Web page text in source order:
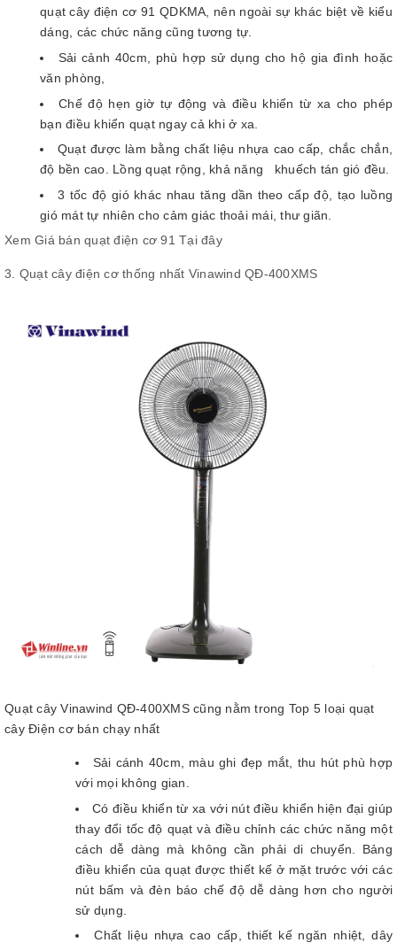
quạt cây điện cơ 91 QDKMA, nên ngoài sự khác biệt về kiểu
dáng, các chức năng cũng tương tự.
Sải cảnh 40cm, phù hợp sử dụng cho hộ gia đình hoặc
văn phòng,
Chế độ hẹn giờ tự động và điều khiển từ xa cho phép
bạn điều khiển quạt ngay cả khi ở xa.
Quạt được làm bằng chất liệu nhựa cao cấp, chắc chắn,
độ bền cao. Lồng quạt rộng, khả năng khuếch tán gió đều.
3 tốc độ gió khác nhau tăng dần theo cấp độ, tạo luồng
gió mát tự nhiên cho cảm giác thoải mái, thư giãn.
Xem Giá bán quạt điện cơ 91 Tại đây
3. Quạt cây điện cơ thống nhất Vinawind QĐ-400XMS
Quạt cây Vinawind QĐ-400XMS cũng nằm trong Top 5 loại quạt
cây Điện cơ bán chạy nhất
Sải cánh 40cm, màu ghi đẹp mắt, thu hút phù hợp
với mọi không gian.
Có điều khiển từ xa với nút điều khiển hiện đại giúp
thay đổi tốc độ quạt và điều chỉnh các chức năng một
cách dễ dàng mà không cần phải di chuyển. Bảng
điều khiển của quạt được thiết kế ở mặt trước với các
nút bấm và đèn báo chế độ dễ dàng hơn cho người
sử dụng.
Chất liệu nhựa cao cấp, thiết kế ngăn nhiệt, dây